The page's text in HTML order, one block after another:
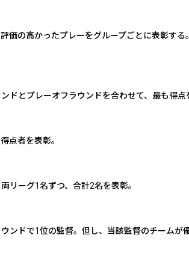
の高かったプレーをグループごとに表彰す
ドとプレーオフラウンドを合わせて、最も得
点者を表彰。
リーグ1名ずつ、合計2名を表彰。
ンドで1位の監督。但し、当該監督のチーム